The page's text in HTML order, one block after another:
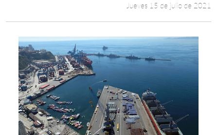
Jueves 15 de julio de 2021